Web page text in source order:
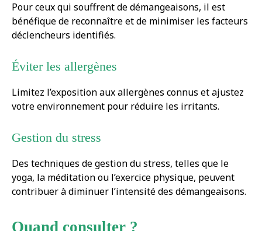
Pour ceux qui souffrent de démangeaisons, il est
bénéfique de reconnaître et de minimiser les facteurs
déclencheurs identifiés.
Éviter les allergènes
Limitez l’exposition aux allergènes connus et ajustez
votre environnement pour réduire les irritants.
Gestion du stress
Des techniques de gestion du stress, telles que le
yoga, la méditation ou l’exercice physique, peuvent
contribuer à diminuer l’intensité des démangeaisons.
Quand consulter ?